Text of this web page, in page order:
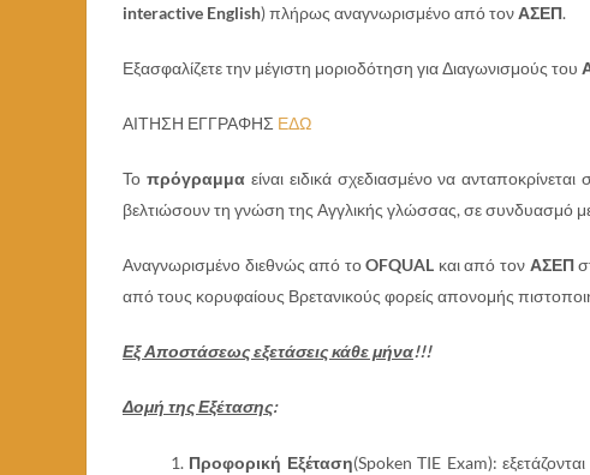
interactive English) πλήρως αναγνωρισμένο από τον ΑΣΕΠ.
Εξασφαλίζετε την μέγιστη μοριοδότηση για Διαγωνισμούς του
ΑΙΤΗΣΗ ΕΓΓΡΑΦΗΣ ΕΔΩ
Το πρόγραμμαείναι ειδικά σχεδιασμένο να
βελτιώσουν τη γνώση της Αγγλικής γλώσσας, σε συνδυασμό
Αναγνωρισμένο διεθνώς από τοOFQUAL και από τον ΑΣΕΠ
από τους κορυφαίους Βρετανικούς φορείς απονομής
Εξ Αποστάσεως εξετάσεις κάθε μήνα!!!
Δομή της Εξέτασης:
Προφορική Εξέταση(Spoken TIE Exam):